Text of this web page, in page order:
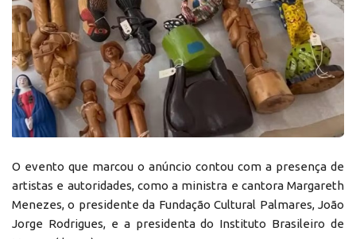
O evento que marcou o anúncio contou com a presença de
artistas e autoridades, como a ministra e cantora Margareth
Menezes, o presidente da Fundação Cultural Palmares, João
Jorge Rodrigues, e a presidenta do Instituto Brasileiro de